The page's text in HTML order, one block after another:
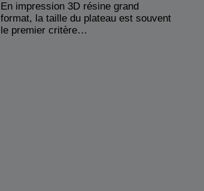
En impression 3D résine grand
format, la taille du plateau est souvent
le premier critère…